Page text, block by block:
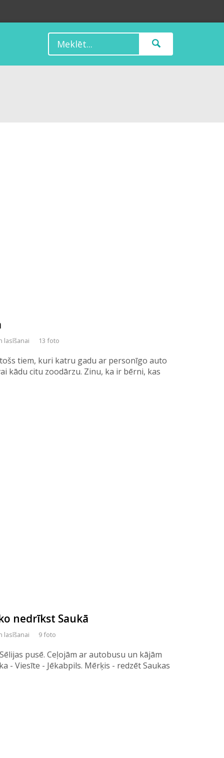
lasīšanai 13 foto
tiem, kuri katru gadu ar personīgo auto
kādu citu zoodārzu. Zinu, ka ir bērni, kas
nedrīkst Saukā
lasīšanai 9 foto
pusē. Ceļojām ar autobusu un kājām
- Viesīte - Jēkabpils. Mērķis - redzēt Saukas